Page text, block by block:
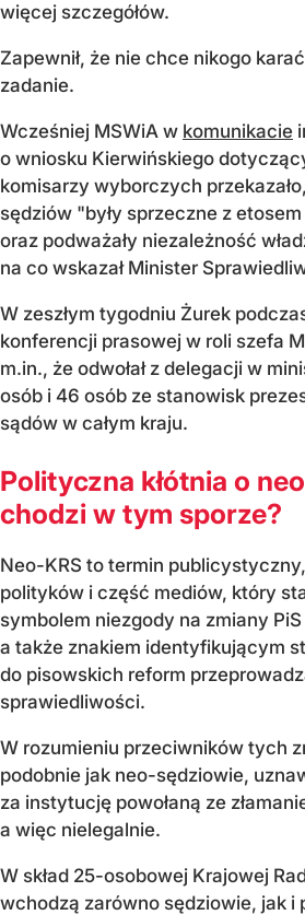
więcej szczegółów.
Zapewnił, że nie chce nikogo
zadanie.
Wcześniej MSWiA w komunikacie
o wniosku Kierwińskiego
komisarzy wyborczych
sędziów "były sprzeczne z
oraz podważały niezależność
na co wskazał Minister
W zeszłym tygodniu Żurek
konferencji prasowej w roli szefa
m.in., że odwołał z delegacji w
osób i 46 osób ze stanowisk
sądów w całym kraju.
Polityczna kłótnia o
chodzi w tym sporze?
Neo-KRS to termin
polityków i część mediów, który
symbolem niezgody na zmiany
a także znakiem identyfikującym
do pisowskich reform
sprawiedliwości.
W rozumieniu przeciwników tych
podobnie jak neo-sędziowie,
za instytucję powołaną ze
a więc nielegalnie.
W skład 25-osobowej Krajowej
wchodzą zarówno sędziowie, jak i